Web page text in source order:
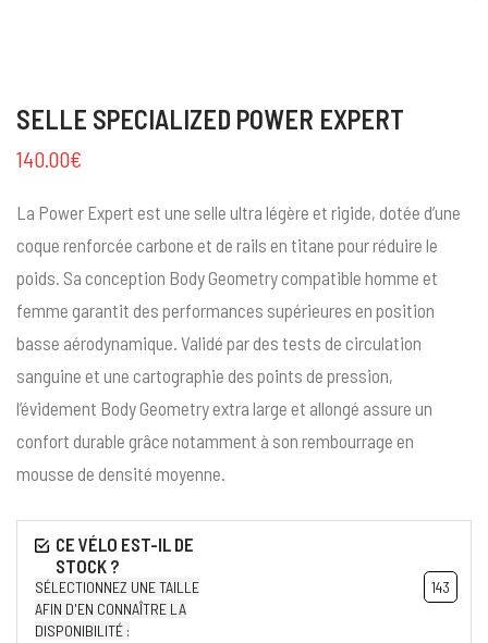
SELLE SPECIALIZED POWER EXPERT
140.00€
La Power Expert est une selle ultra légère et rigide, dotée d’une
coque renforcée carbone et de rails en titane pour réduire le
poids. Sa conception Body Geometry compatible homme et
femme garantit des performances supérieures en position
basse aérodynamique. Validé par des tests de circulation
sanguine et une cartographie des points de pression,
l’évidement Body Geometry extra large et allongé assure un
confort durable grâce notamment à son rembourrage en
mousse de densité moyenne.
SÉLECTIONNEZ UNE TAILLE
AFIN D'EN CONNAÎTRE LA
DISPONIBILITÉ :
143